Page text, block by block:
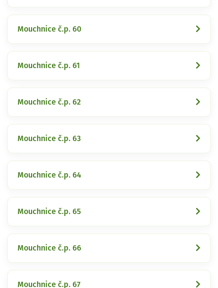
Mouchnice č.p. 60
Mouchnice č.p. 61
Mouchnice č.p. 62
Mouchnice č.p. 63
Mouchnice č.p. 64
Mouchnice č.p. 65
Mouchnice č.p. 66
Mouchnice č.p. 67